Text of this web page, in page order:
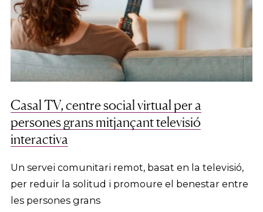
Casal TV, centre social virtual per a
persones grans mitjançant televisió
interactiva
Un servei comunitari remot, basat en la televisió,
per reduir la solitud i promoure el benestar entre
les persones grans